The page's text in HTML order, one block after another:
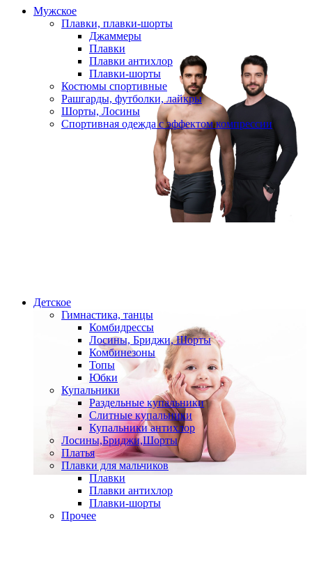
Мужское
Плавки, плавки-шорты
Джаммеры
Плавки
Плавки антихлор
Плавки-шорты
Костюмы спортивные
Рашгарды, футболки, лайкры
Шорты, Лосины
Спортивная одежда с эффектом компрессии
Детское
Гимнастика, танцы
Комбидрессы
Лосины, Бриджи, Шорты
Комбинезоны
Топы
Юбки
Купальники
Раздельные купальники
Слитные купальники
Купальники антихлор
Лосины,Бриджи,Шорты
Платья
Плавки для мальчиков
Плавки
Плавки антихлор
Плавки-шорты
Прочее